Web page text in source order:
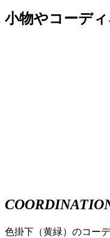
小物やコーデ
色掛下（黄緑）のコー